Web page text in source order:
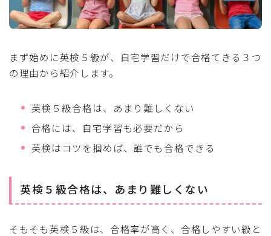
まず始めに英検５級が、自宅学習だけで合格てきる３つ
の理由から紹介します。
英検５級合格は、あまり難しくない
合格には、自宅学習も必要だから
英検はコツを掴めば、誰でも合格できる
英検５級合格は、あまり難しくない
そもそも英検５級は、合格率が高く、合格しやすい級と